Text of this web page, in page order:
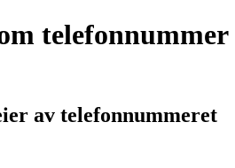
telefonnummer
av telefonnummeret